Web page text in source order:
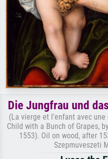
Die Jungfrau und
(La vierge et l'enfant avec
Child with a Bunch of Grapes,
1553). Oil on wood, after
Szepmuveszeti